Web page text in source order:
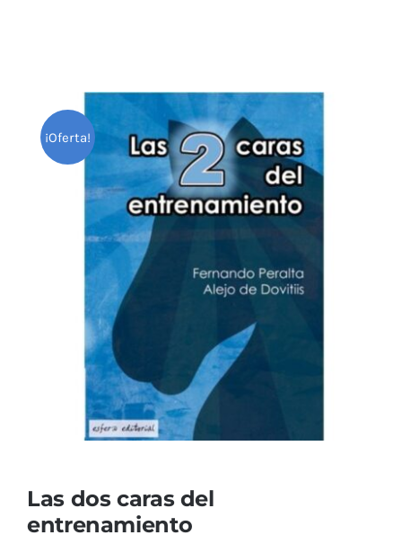
¡Oferta!
Las dos caras del
entrenamiento